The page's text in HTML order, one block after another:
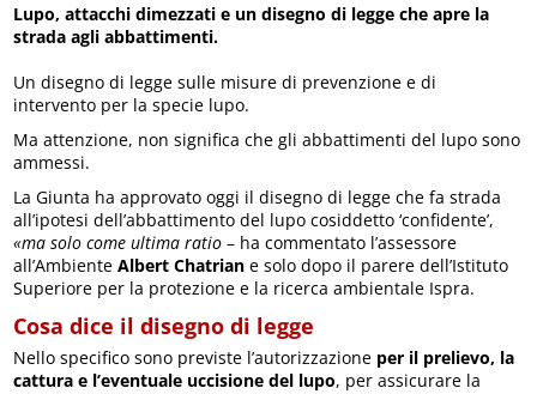
Lupo, attacchi dimezzati e un disegno di legge che apre la
strada agli abbattimenti.
Un disegno di legge sulle misure di prevenzione e di
intervento per la specie lupo.
Ma attenzione, non significa che gli abbattimenti del lupo sono
ammessi.
La Giunta ha approvato oggi il disegno di legge che fa strada
all’ipotesi dell’abbattimento del lupo cosiddetto ‘confidente’,
«ma solo come ultima ratio – ha commentato l’assessore
all’AmbienteAlbert Chatrian e solo dopo il parere dell’Istituto
Superiore per la protezione e la ricerca ambientale Ispra.
Cosa dice il disegno di legge
Nello specifico sono previste l’autorizzazione per il prelievo, la
cattura e l’eventuale uccisione del lupo, per assicurare la